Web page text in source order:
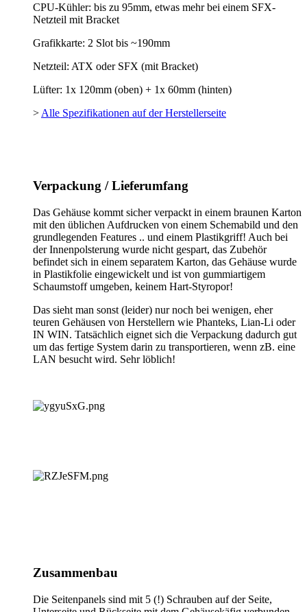
CPU-Kühler: bis zu 95mm, etwas mehr bei einem SFX-
Netzteil mit Bracket
Grafikkarte: 2 Slot bis ~190mm
Netzteil: ATX oder SFX (mit Bracket)
Lüfter: 1x 120mm (oben) + 1x 60mm (hinten)
> Alle Spezifikationen auf der Herstellerseite
Verpackung / Lieferumfang
Das Gehäuse kommt sicher verpackt in einem braunen Karton
mit den üblichen Aufdrucken von einem Schemabild und den
grundlegenden Features .. und einem Plastikgriff! Auch bei
der Innenpolsterung wurde nicht gespart, das Zubehör
befindet sich in einem separatem Karton, das Gehäuse wurde
in Plastikfolie eingewickelt und ist von gummiartigem
Schaumstoff umgeben, keinem Hart-Styropor!
Das sieht man sonst (leider) nur noch bei wenigen, eher
teuren Gehäusen von Herstellern wie Phanteks, Lian-Li oder
IN WIN. Tatsächlich eignet sich die Verpackung dadurch gut
um das fertige System darin zu transportieren, wenn zB. eine
LAN besucht wird. Sehr löblich!
Zusammenbau
Die Seitenpanels sind mit 5 (!) Schrauben auf der Seite,